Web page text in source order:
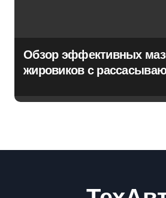
Обзор эффективных
жировиков с